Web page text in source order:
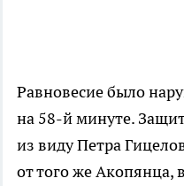
Равновесие было
на 58-йминуте.
из виду Петра
от того же Акопянца,